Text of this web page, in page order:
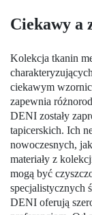
Ciekawy a
Kolekcja tkanin
ciekawym
zapewnia
DENI zostały
tapicerskich. Ich
nowoczesnych,
materiały z
mogą być
specjalistycznych
DENI oferują